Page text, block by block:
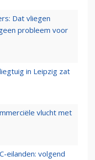
Dat vliegen
probleem voor
in Leipzig zat
vlucht met
eilanden: volgend